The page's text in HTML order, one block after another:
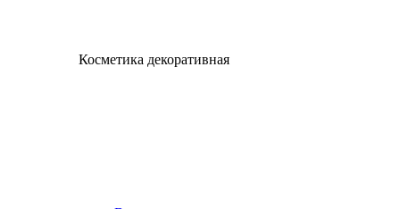
Косметика декоративная